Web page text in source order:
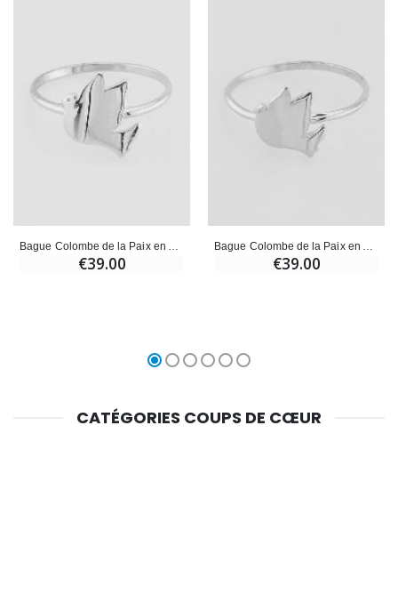
€39.00 €39.00
CATÉGORIES COUPS DE CŒUR